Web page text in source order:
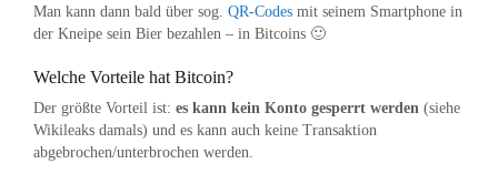
Man kann dann bald über sog. QR-Codes mit seinem Smartphone in
der Kneipe sein Bier bezahlen – in Bitcoins 🙂
Welche Vorteile hat Bitcoin?
Der größte Vorteil ist: es kann kein Konto gesperrt werden (siehe
Wikileaks damals) und es kann auch keine Transaktion
abgebrochen/unterbrochen werden.